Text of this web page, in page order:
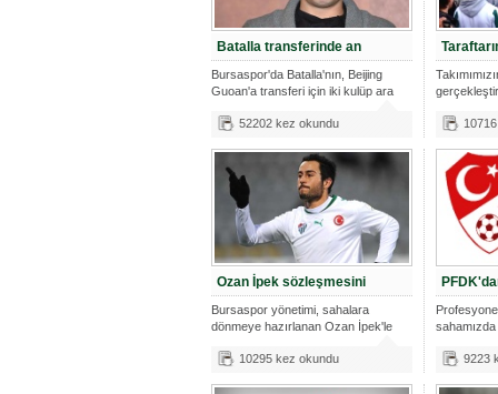
Batalla transferinde an
Bursaspor'da Batalla'nın, Beijing
Guoan'a transferi için iki kulüp ara
52202 kez okundu
Ozan İpek sözleşmesini
Bursaspor yönetimi, sahalara
dönmeye hazırlanan Ozan İpek'le
10295 kez okundu
sahamızda
9223